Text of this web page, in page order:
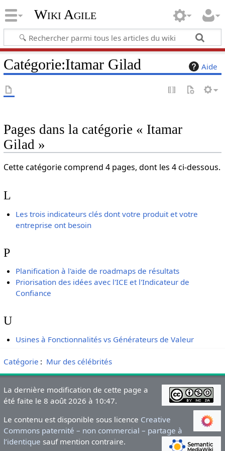
Wiki Agile
Aide
Catégorie:Itamar Gilad
Pages dans la catégorie « Itamar
Gilad »
Cette catégorie comprend 4 pages, dont les 4 ci-dessous.
L
Les trois indicateurs clés dont votre produit et votre
entreprise ont besoin
P
Planification à l'aide de roadmaps de résultats
Priorisation des idées avec l'ICE et l'Indicateur de
Confiance
U
Usines à Fonctionnalités vs Générateurs de Valeur
Catégorie : Mur des célébrités
La dernière modification de cette page a
été faite le 8 août 2026 à 10:47.
Le contenu est disponible sous licence Creative
Commons paternité – non commercial – partage à
l’identique sauf mention contraire.